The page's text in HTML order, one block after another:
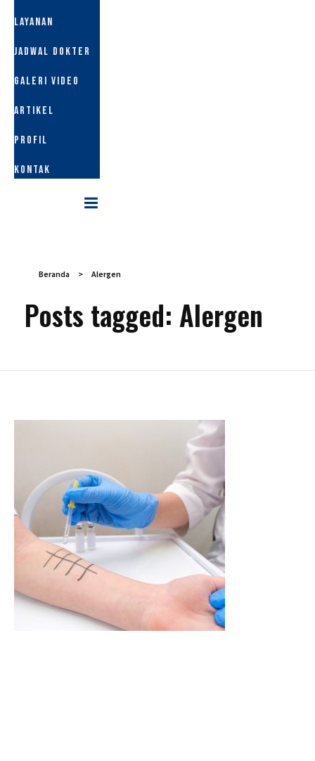
LAYANAN
JADWAL DOKTER
GALERI VIDEO
ARTIKEL
PROFIL
KONTAK
Beranda > Alergen
Posts tagged: Alergen